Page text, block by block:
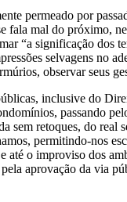
permeado por
mal do próximo,
“a significação
selvagens no
observar seus
inclusive do
passando
retoques, do
permitindo-nos
o improviso dos
aprovação da via